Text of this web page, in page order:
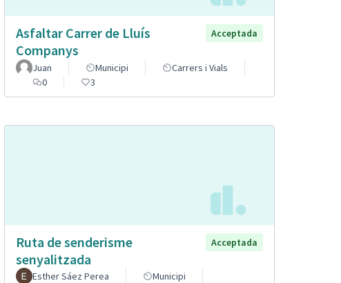
Asfaltar Carrer de Lluís
Companys
Acceptada
Juan Municipi
Carrers i Vials
0
3
Ruta de senderisme
senyalitzada
Acceptada
Esther Sáez Perea
Municipi